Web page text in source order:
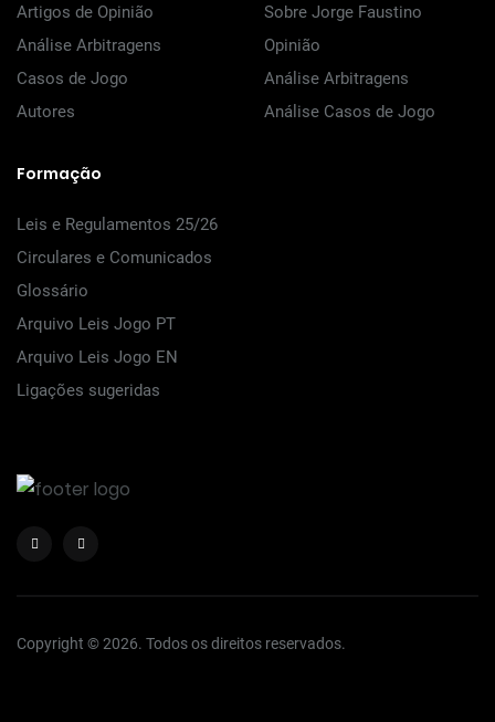
Artigos de Opinião
Análise Arbitragens
Casos de Jogo
Autores
Sobre Jorge Faustino
Opinião
Análise Arbitragens
Análise Casos de Jogo
Formação
Leis e Regulamentos 25/26
Circulares e Comunicados
Glossário
Arquivo Leis Jogo PT
Arquivo Leis Jogo EN
Ligações sugeridas
Copyright © 2026. Todos os direitos reservados.